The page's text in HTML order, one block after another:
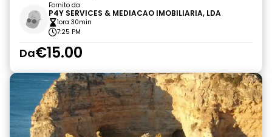
Fornito da
P4Y SERVICES & MEDIACAO IMOBILIARIA, LDA
1ora 30min
7:25 PM
Da€15.00